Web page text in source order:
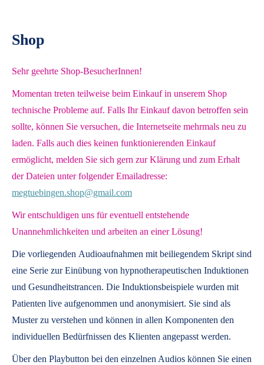
Shop
Sehr geehrte Shop-BesucherInnen!
Momentan treten teilweise beim Einkauf in unserem Shop
technische Probleme auf. Falls Ihr Einkauf davon betroffen sein
sollte, können Sie versuchen, die Internetseite mehrmals neu zu
laden. Falls auch dies keinen funktionierenden Einkauf
ermöglicht, melden Sie sich gern zur Klärung und zum Erhalt
der Dateien unter folgender Emailadresse:
megtuebingen.shop@gmail.com
Wir entschuldigen uns für eventuell entstehende
Unannehmlichkeiten und arbeiten an einer Lösung!
Die vorliegenden Audioaufnahmen mit beiliegendem Skript sind
eine Serie zur Einübung von hypnotherapeutischen Induktionen
und Gesundheitstrancen. Die Induktionsbeispiele wurden mit
Patienten live aufgenommen und anonymisiert. Sie sind als
Muster zu verstehen und können in allen Komponenten den
individuellen Bedürfnissen des Klienten angepasst werden.
Über den Playbutton bei den einzelnen Audios können Sie einen